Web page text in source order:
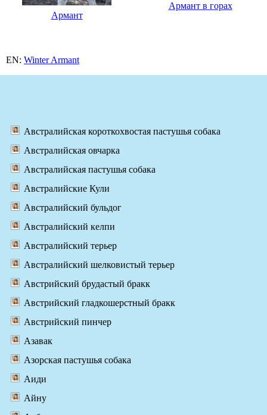
Армант
Армант в горах
EN: Winter Armant
Австралийская короткохвостая пастушья собака
Австралийская овчарка
Австралийская пастушья собака
Австралийские Кули
Австралийский бульдог
Австралийский келпи
Австралийский терьер
Австралийский шелковистый терьер
Австрийский брудастый бракк
Австрийский гладкошерстный бракк
Австрийский пинчер
Азавак
Азорская пастушья собака
Аиди
Айну